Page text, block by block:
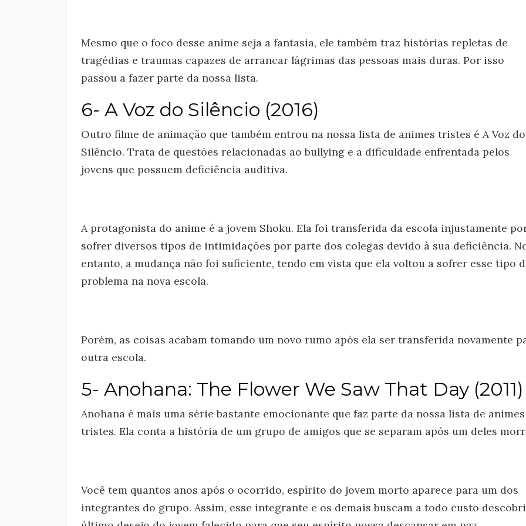
Mesmo que o foco desse anime seja a fantasia, ele também traz histórias repletas de
tragédias e traumas capazes de arrancar lágrimas das pessoas mais duras. Por isso
passou a fazer parte da nossa lista.
6- A Voz do Silêncio (2016)
Outro filme de animação que também entrou na nossa lista de animes tristes é A Voz do
Silêncio. Trata de questões relacionadas ao bullying e a dificuldade enfrentada pelos
jovens que possuem deficiência auditiva.
A protagonista do anime é a jovem Shoku. Ela foi transferida da escola injustamente
sofrer diversos tipos de intimidações por parte dos colegas devido à sua deficiência.
entanto, a mudança não foi suficiente, tendo em vista que ela voltou a sofrer esse tipo
problema na nova escola.
Porém, as coisas acabam tomando um novo rumo após ela ser transferida novamente
outra escola.
5- Anohana: The Flower We Saw That Day (2011)
Anohana é mais uma série bastante emocionante que faz parte da nossa lista de animes
tristes. Ela conta a história de um grupo de amigos que se separam após um deles
Você tem quantos anos após o ocorrido, espírito do jovem morto aparece para um dos
integrantes do grupo. Assim, esse integrante e os demais buscam a todo custo